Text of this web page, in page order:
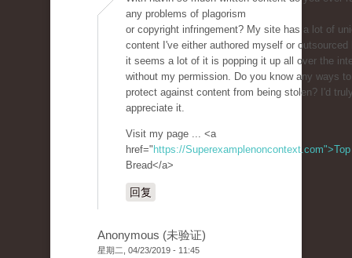
any problems of plagorism
or copyright infringement? My site has a lot of
content I've either authored myself or outsourced
it seems a lot of it is popping it up all over the
without my permission. Do you know any ways
protect against content from being stolen? I'd
appreciate it.
Visit my page ... <a
href=" https://Superexamplenoncontext.com">Top
Bread</a>
回复
Anonymous (未验证)
星期二, 04/23/2019 - 11:45